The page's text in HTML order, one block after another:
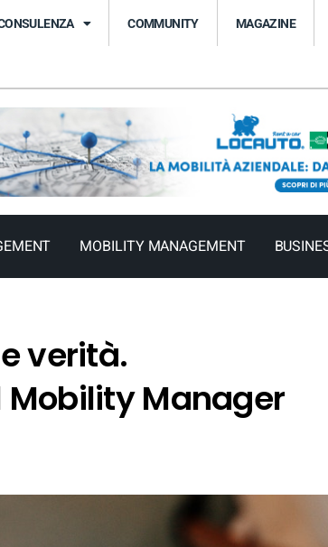
COMMUNITY MAGAZINE
MOBILITY MANAGEMENT
verità.
Manager